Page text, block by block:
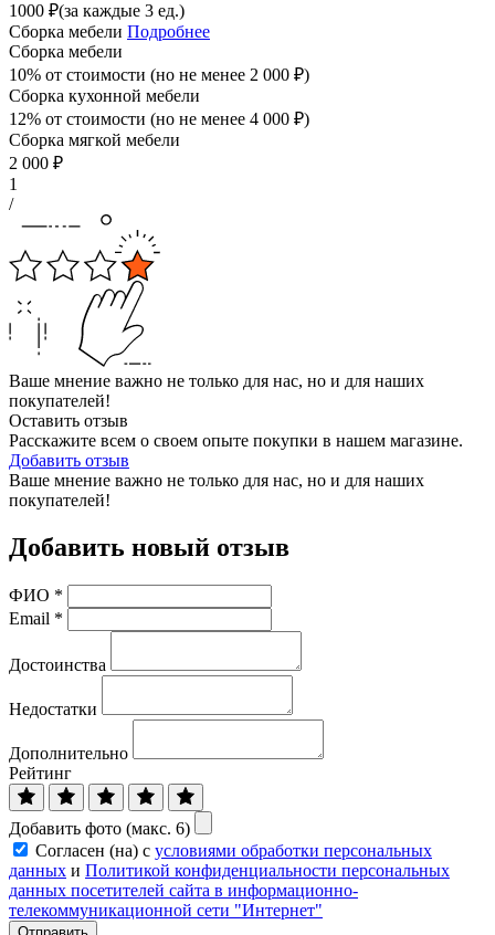
1000 ₽(за каждые 3 ед.)
Сборка мебели Подробнее
Сборка мебели
10% от стоимости (но не менее 2 000 ₽)
Сборка кухонной мебели
12% от стоимости (но не менее 4 000 ₽)
Сборка мягкой мебели
2 000 ₽
1
/
Ваше мнение важно не только для нас, но и для наших
покупателей!
Оставить отзыв
Расскажите всем о своем опыте покупки в нашем магазине.
Добавить отзыв
Ваше мнение важно не только для нас, но и для наших
покупателей!
Добавить новый отзыв
ФИО *
Email *
Достоинства
Недостатки
Дополнительно
Рейтинг
Добавить фото (макс. 6)
Согласен (на) с условиями обработки персональных
данных и Политикой конфиденциальности персональных
данных посетителей сайта в информационно-
телекоммуникационной сети "Интернет"